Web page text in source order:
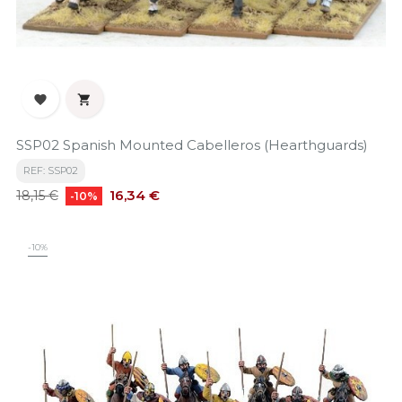
 
SSP02 Spanish Mounted Cabelleros (Hearthguards)
REF: SSP02
Precio
18,15 € -10% Precio
16,34 €
-10%